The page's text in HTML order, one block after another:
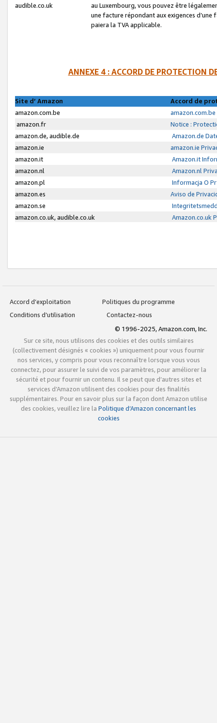
audible.co.uk
au Luxembourg, vous pouvez être
une facture répondant aux exigences
paiera la TVA applicable.
ANNEXE 4 : ACCORD DE PROTECTION
Site d’ Amazon
Accord de
amazon.com.be
amazon.fr
Notice :
amazon.de, audible.de
Amazon.de
amazon.ie
amazon.ie
amazon.it
Amazon.it
amazon.nl
Amazon.nl
amazon.pl
Informacja O
amazon.es
Aviso de
amazon.se
amazon.co.uk, audible.co.uk
Amazon.co.uk
Accord d’exploitation
Politiques du programme
Conditions d’utilisation
Contactez-nous
© 1996-2025, Amazon.com, Inc.
Sur ce site, nous utilisons des cookies et des outils similaires
(collectivement désignés « cookies ») uniquement pour vous fournir
nos services, y compris pour vous reconnaître lorsque vous vous
connectez, pour assurer le suivi de vos paramètres, pour améliorer la
sécurité et pour fournir un contenu. Il se peut que d’autres sites et
services d’Amazon utilisent des cookies pour des finalités
supplémentaires. Pour en savoir plus sur la façon dont Amazon utilise
des cookies, veuillez lire la Politique d’Amazon concernant les
cookies